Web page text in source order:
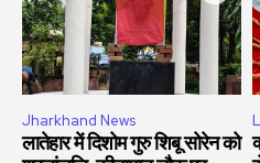
Jharkhand News
लातेहार में दिशोम गुरु शिबू सोरेन को